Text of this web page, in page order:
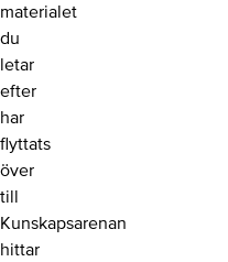
materialet
du
letar
efter
har
flyttats
över
till
Kunskapsarenan
hittar